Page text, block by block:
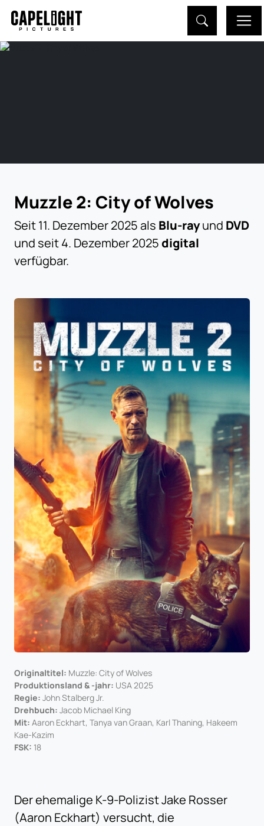
Muzzle 2: City of Wolves
Seit 11. Dezember 2025 als Blu-rayund DVD
und seit 4. Dezember 2025digital
verfügbar.
Originaltitel: Muzzle: City of Wolves
Produktionsland & -jahr: USA 2025
Regie: John Stalberg Jr.
Drehbuch: Jacob Michael King
Mit: Aaron Eckhart, Tanya van Graan, Karl Thaning, Hakeem
Kae-Kazim
FSK: 18
Der ehemalige K-9-Polizist Jake Rosser
(Aaron Eckhart) versucht, die